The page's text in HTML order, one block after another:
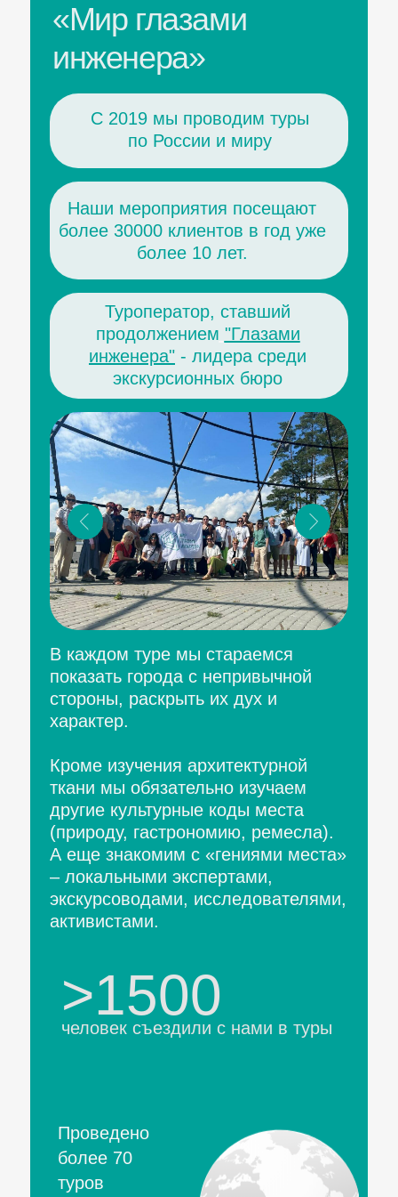
«Мир глазами
инженера»
В каждом туре мы стараемся
показать города с непривычной
стороны, раскрыть их дух и
характер.
Кроме изучения архитектурной
ткани мы обязательно изучаем
другие культурные коды места
(природу, гастрономию, ремесла).
А еще знакомим с «гениями места»
– локальными экспертами,
экскурсоводами, исследователями,
активистами.
>1500
человек съездили с нами в туры
С 2019 мы проводим туры
по России и миру
Проведено
более 70
туров
Туроператор, ставший
продолжением "Глазами
инженера" - лидера среди
экскурсионных бюро
Наши мероприятия посещают
более 30000 клиентов в год уже
более 10 лет.